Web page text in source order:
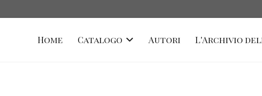
Home Catalogo Autori L'Archivio